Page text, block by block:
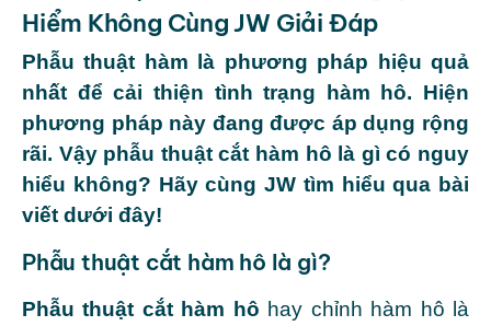
Hiểm Không Cùng JW Giải Đáp
Phẫu thuật hàm là phương pháp hiệu quả
nhất để cải thiện tình trạng hàm hô. Hiện
phương pháp này đang được áp dụng rộng
rãi. Vậy phẫu thuật cắt hàm hô là gì có nguy
hiểu không? Hãy cùng JW tìm hiểu qua bài
viết dưới đây!
Phẫu thuật cắt hàm hô là gì?
Phẫu thuật cắt hàm hô hay chỉnh hàm hô là